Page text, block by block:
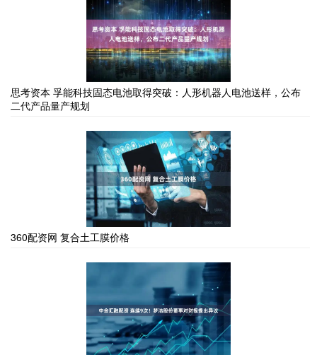
思考资本 孚能科技固态电池取得突破：人形机器人电池送样，公布
二代产品量产规划
360配资网 复合土工膜价格